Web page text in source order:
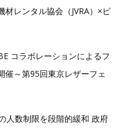
材レンタル協会（JVRA）×ピ
コラボレーションによるフ
催～第95回東京レザーフェ
人数制限を段階的緩和 政府